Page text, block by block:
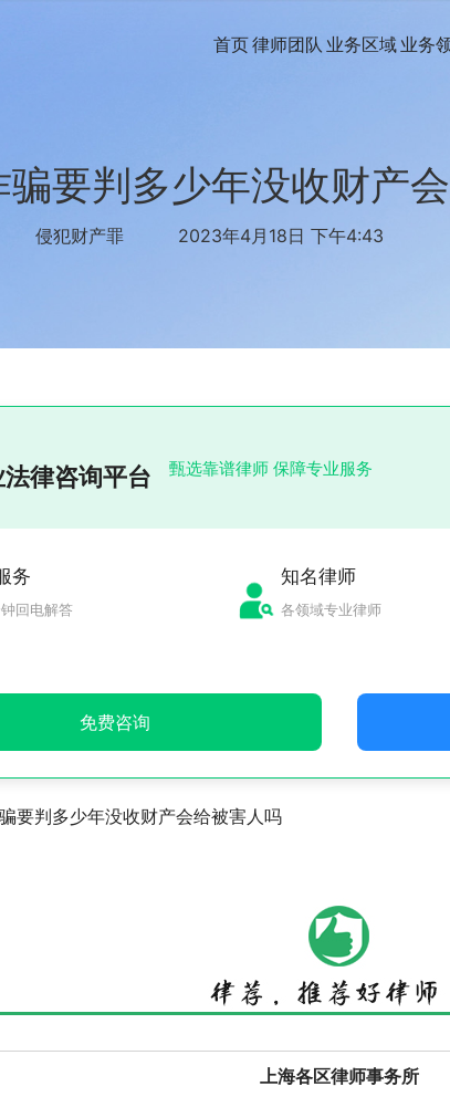
首页律师团队 业务区域 业务
要判多少年没收财产
侵犯财产罪 2023年4月18日 下午4:43
律咨询平台 甄选靠谱律师 保障专业服务
务
回电解答
知名律师
各领域专业律师
免费咨询
要判多少年没收财产会给被害人吗
上海各区律师事务所